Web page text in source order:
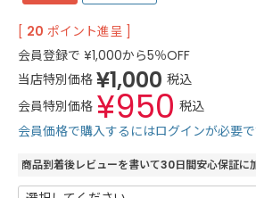
[ 20 ポイント進呈 ]
会員登録で ¥1,000から5％OFF
当店特別価格 ¥1,000 税込
会員特別価格 ¥950 税込
会員価格で購入するにはログインが必要で
商品到着後レビューを書いて30日間安心保証に